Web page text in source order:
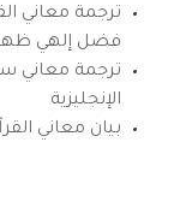
ترجمة معاني
فضل إلهي
ترجمة معاني
الإنجليزية
بيان معاني